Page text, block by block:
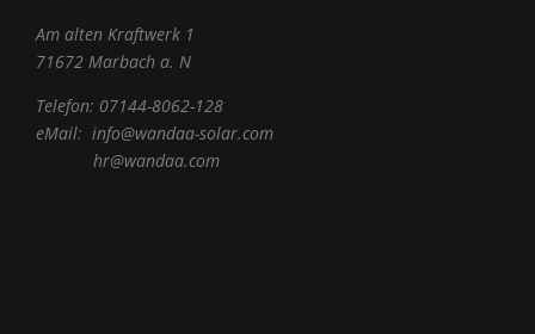
Am alten Kraftwerk 1
71672 Marbach a. N
Telefon: 07144-8062-128
eMail: info@wandaa-solar.com
hr@wandaa.com